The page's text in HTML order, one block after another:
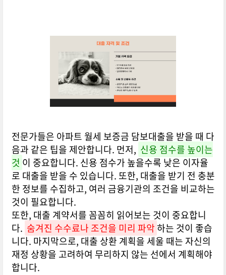
전문가들은 아파트 월세 보증금 담보대출을 받을 때 다
음과 같은 팁을 제안합니다. 먼저, 신용 점수를 높이는
것 이 중요합니다. 신용 점수가 높을수록 낮은 이자율
로 대출을 받을 수 있습니다. 또한, 대출을 받기 전 충분
한 정보를 수집하고, 여러 금융기관의 조건을 비교하는
것이 필요합니다.
또한, 대출 계약서를 꼼꼼히 읽어보는 것이 중요합니
다. 숨겨진 수수료나 조건을 미리 파악하는 것이 좋습
니다. 마지막으로, 대출 상환 계획을 세울 때는 자신의
재정 상황을 고려하여 무리하지 않는 선에서 계획해야
합니다.